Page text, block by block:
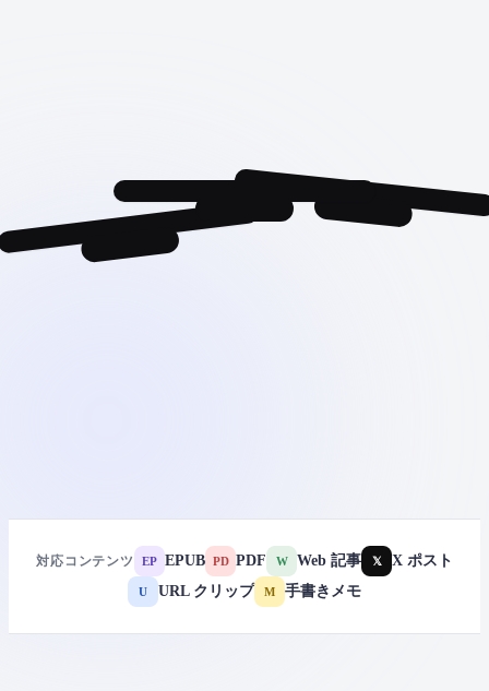
対応コンテンツ EP EPUB PD PDF W Web 記事 𝕏 X ポスト
U URL クリップ M 手書きメモ